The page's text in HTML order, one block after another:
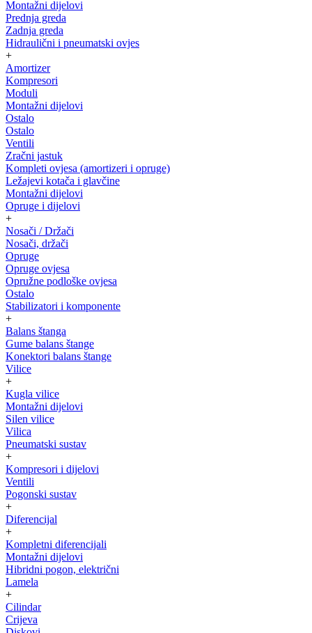
Montažni dijelovi
Prednja greda
Zadnja greda
Hidraulični i pneumatski ovjes
+
Amortizer
Kompresori
Moduli
Montažni dijelovi
Ostalo
Ostalo
Ventili
Zračni jastuk
Kompleti ovjesa (amortizeri i opruge)
Ležajevi kotača i glavčine
Montažni dijelovi
Opruge i dijelovi
+
Nosači / Držači
Nosači, držači
Opruge
Opruge ovjesa
Opružne podloške ovjesa
Ostalo
Stabilizatori i komponente
+
Balans štanga
Gume balans štange
Konektori balans štange
Vilice
+
Kugla vilice
Montažni dijelovi
Silen vilice
Vilica
Pneumatski sustav
+
Kompresori i dijelovi
Ventili
Pogonski sustav
+
Diferencijal
+
Kompletni diferencijali
Montažni dijelovi
Hibridni pogon, električni
Lamela
+
Cilindar
Crijeva